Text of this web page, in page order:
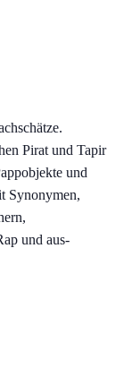
Pirat und Tapir
und
Synonymen,
und aus-